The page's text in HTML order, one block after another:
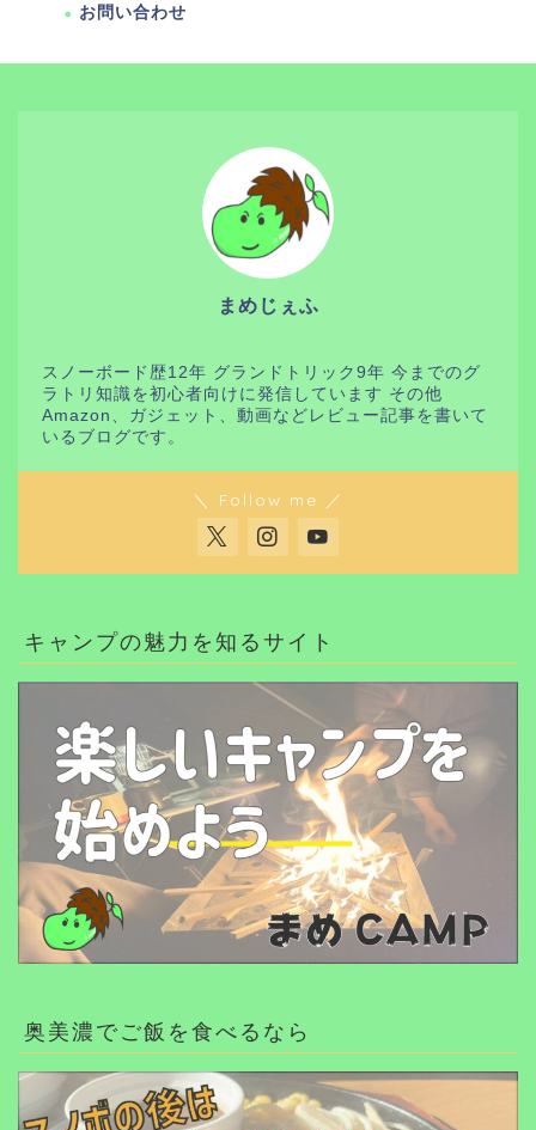
お問い合わせ
まめじぇふ
スノーボード歴12年 グランドトリック9年 今までのグ
ラトリ知識を初心者向けに発信しています その他
Amazon、ガジェット、動画などレビュー記事を書いて
いるブログです。
＼ Follow me ／
キャンプの魅力を知るサイト
奥美濃でご飯を食べるなら